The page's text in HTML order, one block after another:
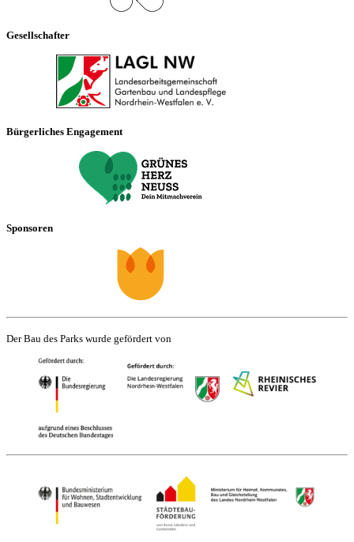
Gesellschafter
Bürgerliches Engagement
Sponsoren
Der Bau des Parks wurde gefördert von